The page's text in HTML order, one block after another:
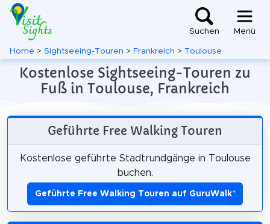
Suchen Menü
Home > Sightseeing-Touren > Frankreich > Toulouse
Kostenlose Sightseeing-Touren zu
Fuß in Toulouse, Frankreich
Geführte Free Walking Touren
Kostenlose geführte Stadtrundgänge in Toulouse
buchen.
Geführte Free Walking Touren auf GuruWalk*